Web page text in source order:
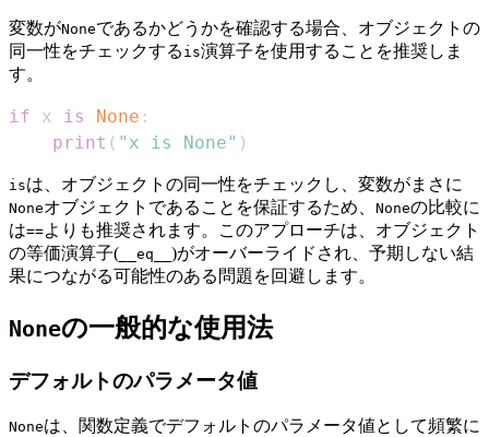
変数がNoneであるかどうかを確認する場合、オブジェクトの
同一性をチェックする is演算子を使用することを推奨しま
す。
if x is None :
print ( "x is None" )
isは、オブジェクトの同一性をチェックし、変数がまさに
Noneオブジェクトであることを保証するため、 Noneの比較に
は==よりも推奨されます。このアプローチは、オブジェクト
の等価演算子( __eq__ )がオーバーライドされ、予期しない結
果につながる可能性のある問題を回避します。
Noneの一般的な使用法
デフォルトのパラメータ値
Noneは、関数定義でデフォルトのパラメータ値として頻繁に